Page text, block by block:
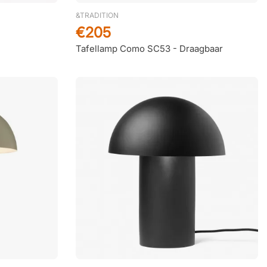
goed product
&TRADITION
Tafellamp Como SC53 - Draagbaar
€205